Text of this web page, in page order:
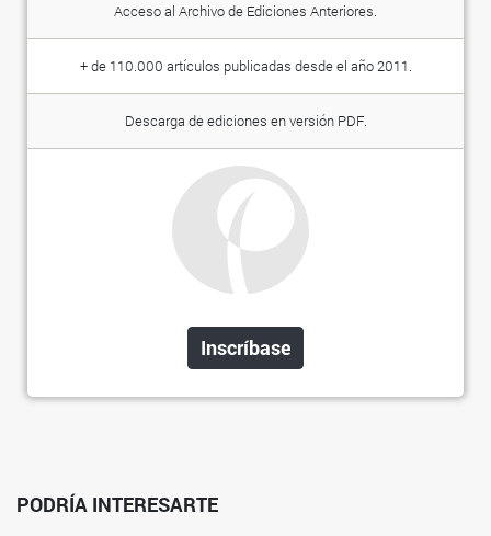
Acceso al Archivo de Ediciones Anteriores.
+ de 110.000 artículos publicadas desde el año 2011.
Descarga de ediciones en versión PDF.
Inscríbase
PODRÍA INTERESARTE